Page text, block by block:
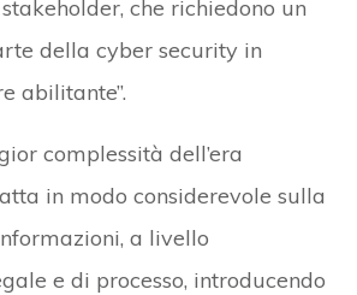
che richiedono un
della cyber security in
abilitante”.
complessità dell’era
in modo considerevole sulla
a livello
e di processo, introducendo